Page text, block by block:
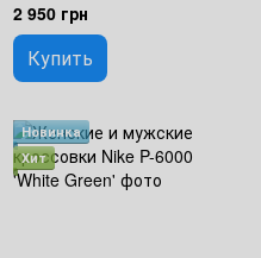
2 950 грн
Купить
Новинка
Хит